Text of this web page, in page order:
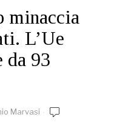
minaccia
L’Ue
da 93
Marvasi